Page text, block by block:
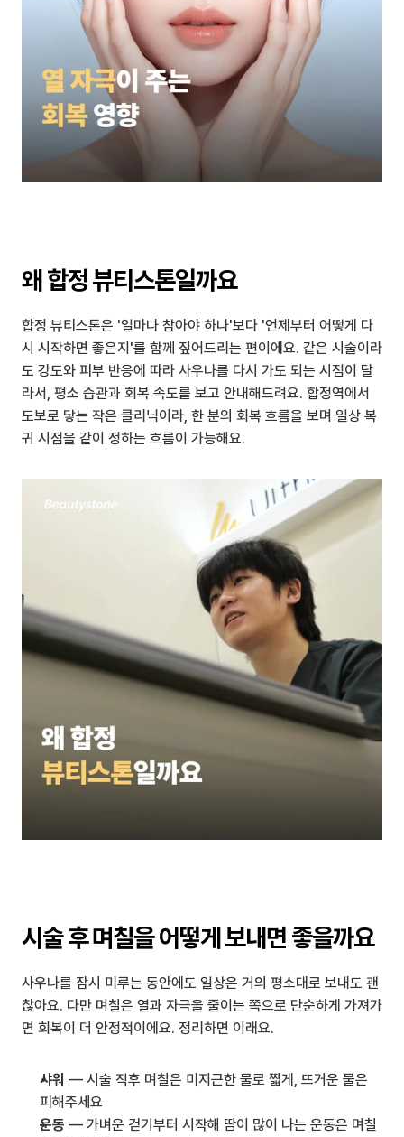
왜 합정 뷰티스톤일까요
합정 뷰티스톤은 '얼마나 참아야 하나'보다 '언제부터 어떻게 다
시 시작하면 좋은지'를 함께 짚어드리는 편이에요. 같은 시술이라
도 강도와 피부 반응에 따라 사우나를 다시 가도 되는 시점이 달
라서, 평소 습관과 회복 속도를 보고 안내해드려요. 합정역에서
도보로 닿는 작은 클리닉이라, 한 분의 회복 흐름을 보며 일상 복
귀 시점을 같이 정하는 흐름이 가능해요.
시술 후 며칠을 어떻게 보내면 좋을까요
사우나를 잠시 미루는 동안에도 일상은 거의 평소대로 보내도 괜
찮아요. 다만 며칠은 열과 자극을 줄이는 쪽으로 단순하게 가져가
면 회복이 더 안정적이에요. 정리하면 이래요.
샤워 — 시술 직후 며칠은 미지근한 물로 짧게, 뜨거운 물은
피해주세요
운동 — 가벼운 걷기부터 시작해 땀이 많이 나는 운동은 며칠